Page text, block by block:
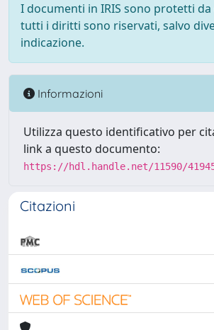
I documenti in IRIS sono protetti
tutti i diritti sono riservati, salvo
indicazione.
Informazioni
Utilizza questo identificativo per
link a questo documento:
https://hdl.handle.net/11590/
Citazioni